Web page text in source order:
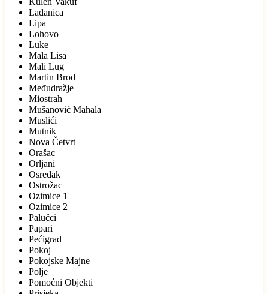
Lađanica
Lipa
Lohovo
Luke
Mala Lisa
Mali Lug
Martin Brod
Međudražje
Miostrah
Mušanović Mahala
Muslići
Mutnik
Nova Četvrt
Orašac
Orljani
Osredak
Ostrožac
Ozimice 1
Ozimice 2
Palučci
Papari
Pećigrad
Pokoj
Pokojske Majne
Polje
Pomoćni Objekti